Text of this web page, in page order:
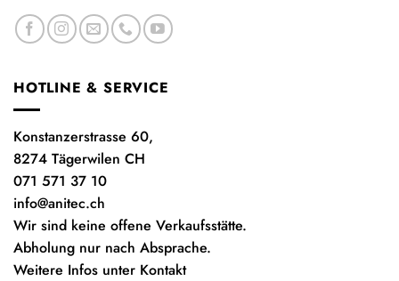
HOTLINE & SERVICE
Konstanzerstrasse 60,
8274 Tägerwilen CH
071 571 37 10
info@anitec.ch
Wir sind keine offene Verkaufsstätte.
Abholung nur nach Absprache.
Weitere Infos unter Kontakt